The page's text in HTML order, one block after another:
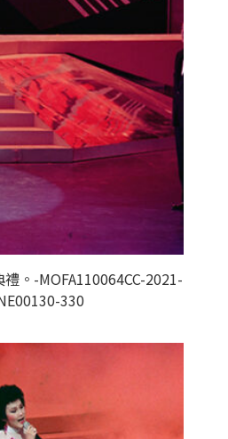
。-MOFA110064CC-2021-
330